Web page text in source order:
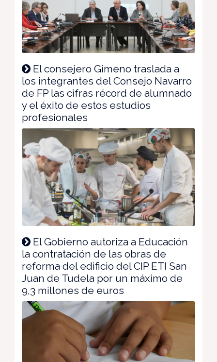
El consejero Gimeno traslada a
los integrantes del Consejo Navarro
de FP las cifras récord de alumnado
y el éxito de estos estudios
profesionales
El Gobierno autoriza a Educación
la contratación de las obras de
reforma del edificio del CIP ETI San
Juan de Tudela por un máximo de
9,3 millones de euros